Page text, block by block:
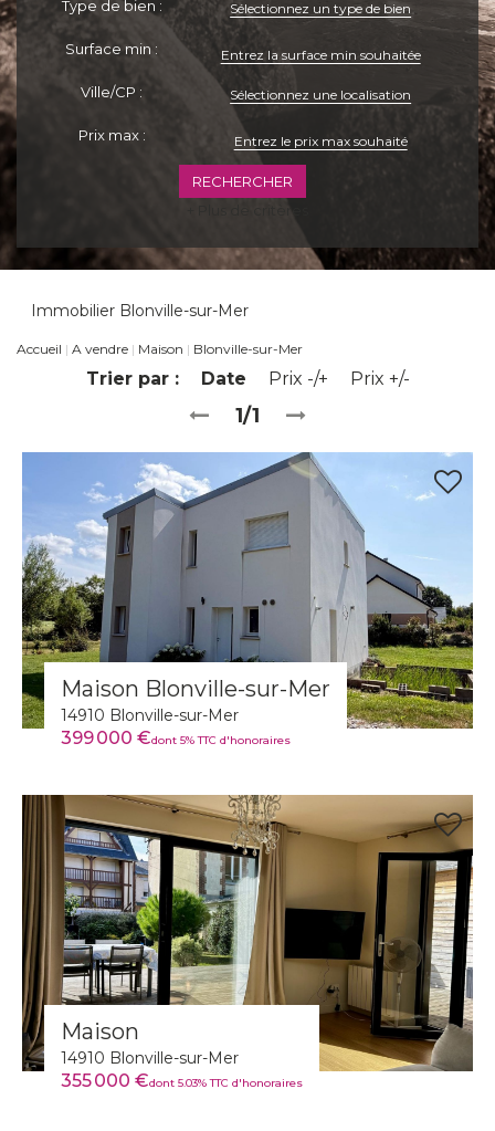
Type de bien : Sélectionnez un type de bien
Surface min :
Ville/CP : Sélectionnez une localisation
Prix max :
+ Plus de critères
Immobilier Blonville-sur-Mer
Accueil A vendre Maison Blonville-sur-Mer
Trier par : Date Prix -/+ Prix +/-
1/1
Maison Blonville-sur-Mer
14910 Blonville-sur-Mer
399 000 €dont 5% TTC d'honoraires
Maison
14910 Blonville-sur-Mer
355 000 €dont 5.03% TTC d'honoraires